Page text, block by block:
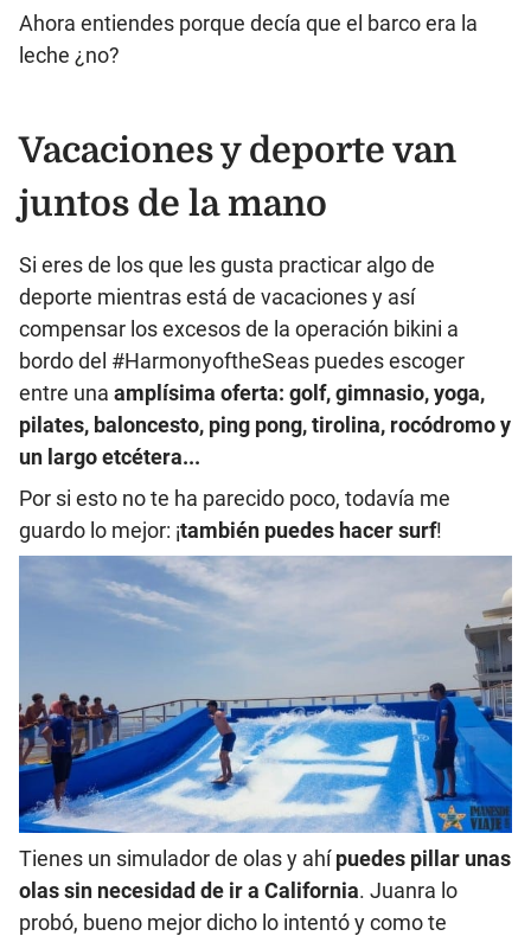
Ahora entiendes porque decía que el barco era la
leche ¿no?
Vacaciones y deporte van
juntos de la mano
Si eres de los que les gusta practicar algo de
deporte mientras está de vacaciones y así
compensar los excesos de la operación bikini a
bordo del #HarmonyoftheSeas puedes escoger
entre una amplísima oferta: golf, gimnasio, yoga,
pilates, baloncesto, ping pong, tirolina, rocódromo y
un largo etcétera...
Por si esto no te ha parecido poco, todavía me
guardo lo mejor: ¡también puedes hacer surf!
Tienes un simulador de olas y ahípuedes pillar unas
olas sin necesidad de ir a California. Juanra lo
probó, bueno mejor dicho lo intentó y como te